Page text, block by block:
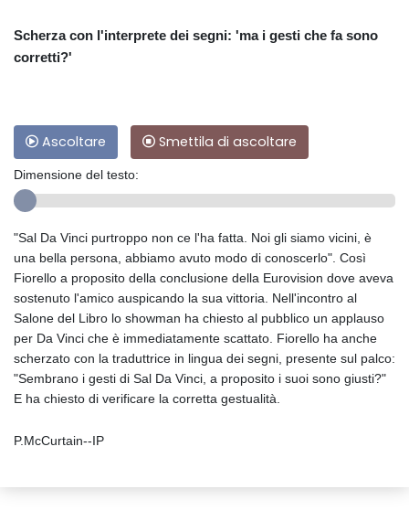
Scherza con l'interprete dei segni: 'ma i gesti che fa sono
corretti?'
Ascoltare Smettila di ascoltare
Dimensione del testo:
"Sal Da Vinci purtroppo non ce l'ha fatta. Noi gli siamo vicini, è
una bella persona, abbiamo avuto modo di conoscerlo". Così
Fiorello a proposito della conclusione della Eurovision dove aveva
sostenuto l'amico auspicando la sua vittoria. Nell'incontro al
Salone del Libro lo showman ha chiesto al pubblico un applauso
per Da Vinci che è immediatamente scattato. Fiorello ha anche
scherzato con la traduttrice in lingua dei segni, presente sul palco:
"Sembrano i gesti di Sal Da Vinci, a proposito i suoi sono giusti?"
E ha chiesto di verificare la corretta gestualità.
P.McCurtain--IP